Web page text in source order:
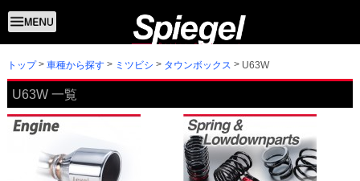
トップ 車種から探す ミツビシ タウンボックス U63W
U63W 一覧